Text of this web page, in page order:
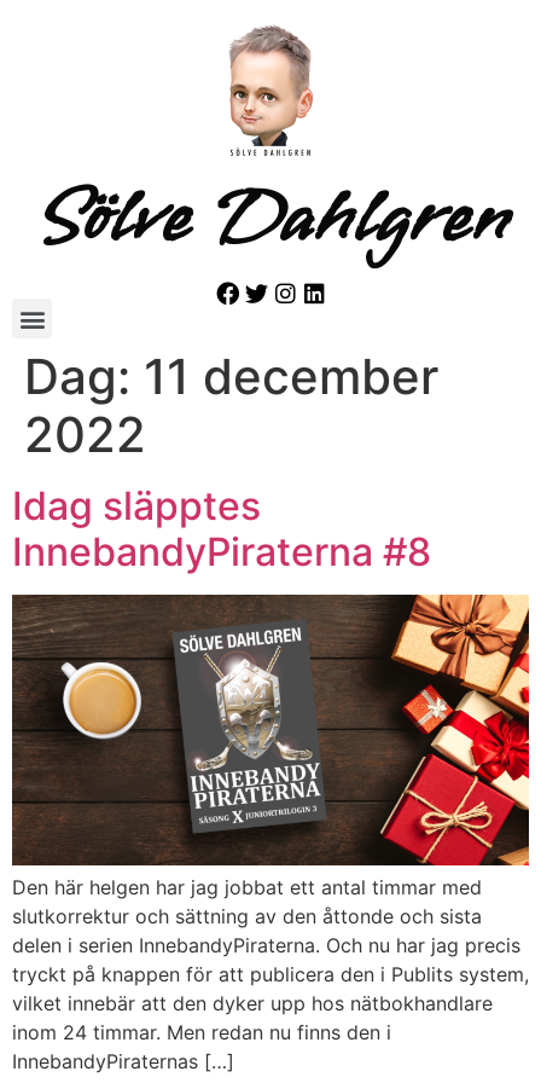
Sölve Dahlgren
Dag: 11 december
2022
Idag släpptes
InnebandyPiraterna #8
Den här helgen har jag jobbat ett antal timmar med
slutkorrektur och sättning av den åttonde och sista
delen i serien InnebandyPiraterna. Och nu har jag precis
tryckt på knappen för att publicera den i Publits system,
vilket innebär att den dyker upp hos nätbokhandlare
inom 24 timmar. Men redan nu finns den i
InnebandyPiraternas […]